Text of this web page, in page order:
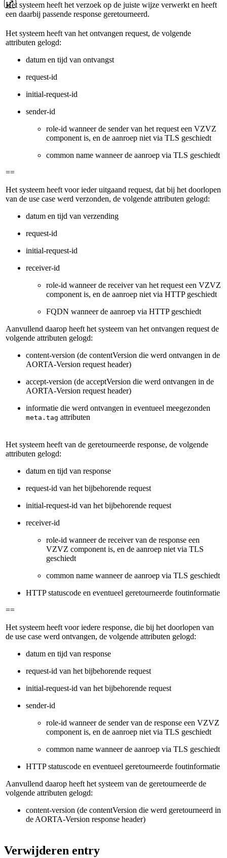
Het systeem heeft het verzoek op de juiste wijze verwerkt en heeft
een daarbij passende response geretourneerd.
Het systeem heeft van het ontvangen request, de volgende
attributen gelogd:
datum en tijd van ontvangst
request-id
initial-request-id
sender-id
role-id wanneer de sender van het request een VZVZ
component is, en de aanroep niet via TLS geschiedt
common name wanneer de aanroep via TLS geschiedt
==
Het systeem heeft voor ieder uitgaand request, dat bij het doorlopen
van de use case werd verzonden, de volgende attributen gelogd:
datum en tijd van verzending
request-id
initial-request-id
receiver-id
role-id wanneer de receiver van het request een VZVZ
component is, en de aanroep niet via HTTP geschiedt
FQDN wanneer de aanroep via HTTP geschiedt
Aanvullend daarop heeft het systeem van het ontvangen request de
volgende attributen gelogd:
content-version (de contentVersion die werd ontvangen in de
AORTA-Version request header)
accept-version (de acceptVersion die werd ontvangen in de
AORTA-Version request header)
informatie die werd ontvangen in eventueel meegezonden
meta.tag attributen
Het systeem heeft van de geretourneerde response, de volgende
attributen gelogd:
datum en tijd van response
request-id van het bijbehorende request
initial-request-id van het bijbehorende request
receiver-id
role-id wanneer de receiver van de response een
VZVZ component is, en de aanroep niet via TLS
geschiedt
common name wanneer de aanroep via TLS geschiedt
HTTP statuscode en eventueel geretourneerde foutinformatie
==
Het systeem heeft voor iedere response, die bij het doorlopen van
de use case werd ontvangen, de volgende attributen gelogd:
datum en tijd van response
request-id van het bijbehorende request
initial-request-id van het bijbehorende request
sender-id
role-id wanneer de sender van de response een VZVZ
component is, en de aanroep niet via TLS geschiedt
common name wanneer de aanroep via TLS geschiedt
HTTP statuscode en eventueel geretourneerde foutinformatie
Aanvullend daarop heeft het systeem van de geretourneerde de
volgende attributen gelogd:
content-version (de contentVersion die werd geretourneerd in
de AORTA-Version response header)
Verwijderen entry